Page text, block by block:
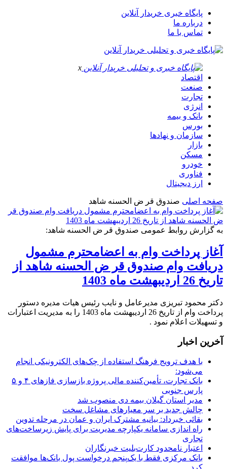
پایگاه خبری خریدار آنلاین
درباره ما
تماس با ما
x
اقتصاد
صنعت
تجارت
انرژی
بانک و بیمه
بورس
سازمان و نهادها
بازار
مسکن
خودرو
فناوری
ارز دیجیتال
صفحه اصلی صندوق قر ض الحسنه شاهد
به گزارش روابط عمومی صندوق قر ض الحسنه شاهد:
آغاز پرداخت وام به اعضامحترم مشمول
دریافت وام صندوق قر ض الحسنه شاهد از
تاریخ 26 اردیبهشت ماه 1403
دکتر محمود تبریزی مدیرعامل و نایب رئیس هیات مدیره دستور
پرداخت وام از تاریخ 26 اردیبهشت ماه 1403 را به مدیریت اعتبارات
و تسهیلات اعلام نمود .
آخرین اخبار
با هدف ترویج فرهنگ استفاده از چک‌های الکترونیکی انجام
می‌شود:
بانک تجارت، تأمین‌کننده مالی پروژه بازسازی فازهای ۴ و ۵
پارس جنوبی
مدیر استان گیلان بیمه دی منصوب شد
چالش جدید بر سر معیارهای مشاغل سخت
بقائی خبرداد: بیانیه مشترک ایران و عمان در مرحله تدوین
راه اندازی سامانه یکپارچه مدیریت برای پایش زیرساخت‌های
تجاری
اعتبار نامحدود کارت‌بلیت خبرنگاران
بانک مرکزی فقط با یک‌‎پنجم درخواست پول بانک‌ها موافقت